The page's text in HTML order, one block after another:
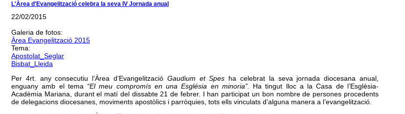
L'Àrea d'Evangelització celebra la seva IV Jornada anual
22/02/2015
Galeria de fotos:
Àrea Evangelització 2015
Tema:
Apostolat_Seglar
Bisbat_Lleida
Per 4rt. any consecutiu l’Àrea d’Evangelització Gaudium et Spes ha celebrat la seva jornada diocesana anual,
enguany amb el tema “El meu compromís en una Església en minoria”. Ha tingut lloc a la Casa de l’Església-
Acadèmia Mariana, durant el matí del dissabte 21 de febrer. I han participat un bon nombre de persones procedents
de delegacions diocesanes, moviments apostòlics i parròquies, tots ells vinculats d’alguna manera a l’evangelització.